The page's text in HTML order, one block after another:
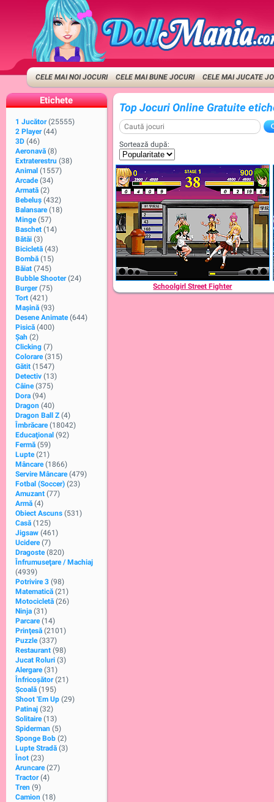
CELE MAI NOI JOCURI CELE MAI BUNE JOCURI CELE MAI JUCATE
Etichete
1 Jucător (25555)
2 Player (44)
3D (46)
Aeronavă (8)
Extraterestru (38)
Animal (1557)
Arcade (34)
Armată (2)
Bebeluș (432)
Balansare (18)
Minge (57)
Baschet (14)
Bătăi (3)
Bicicletă (43)
Bombă (15)
Băiat (745)
Bubble Shooter (24)
Burger (75)
Tort (421)
Maşină (93)
Desene Animate (644)
Pisică (400)
Şah (2)
Clicking (7)
Colorare (315)
Gătit (1547)
Detectiv (13)
Câine (375)
Dora (94)
Dragon (40)
Dragon Ball Z (4)
Îmbrăcare (18042)
Educaţional (92)
Fermă (59)
Lupte (21)
Mâncare (1866)
Servire Mâncare (479)
Fotbal (Soccer) (23)
Amuzant (77)
Armă (4)
Obiect Ascuns (531)
Casă (125)
Jigsaw (461)
Ucidere (7)
Dragoste (820)
Înfrumuseţare / Machiaj
(4939)
Potrivire 3 (98)
Matematică (21)
Motocicletă (26)
Ninja (31)
Parcare (14)
Prinţesă (2101)
Puzzle (337)
Restaurant (98)
Jucat Roluri (3)
Alergare (31)
Înfricoșător (21)
Şcoală (195)
Shoot 'Em Up (29)
Patinaj (32)
Solitaire (13)
Spiderman (5)
Sponge Bob (2)
Lupte Stradă (3)
Înot (23)
Aruncare (27)
Tractor (4)
Tren (9)
Camion (18)
Top Jocuri Online Gratuite
Sortează după:
Schoolgirl Street Fighter